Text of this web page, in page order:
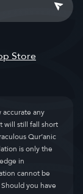
any
will still fall short
Qur’anic
is only the
in
cannot be
you have